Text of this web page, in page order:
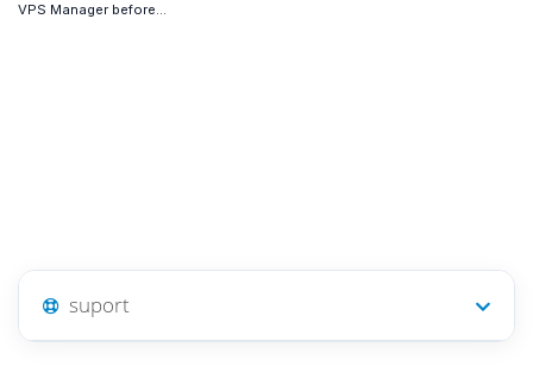
VPS Manager before...
suport